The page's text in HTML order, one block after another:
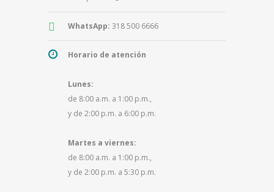
WhatsApp: 318 500 6666
Horario de atención
Lunes:
de 8:00 a.m. a 1:00 p.m.,
y de 2:00 p.m. a 6:00 p.m.
Martes a viernes:
de 8:00 a.m. a 1:00 p.m.,
y de 2:00 p.m. a 5:30 p.m.